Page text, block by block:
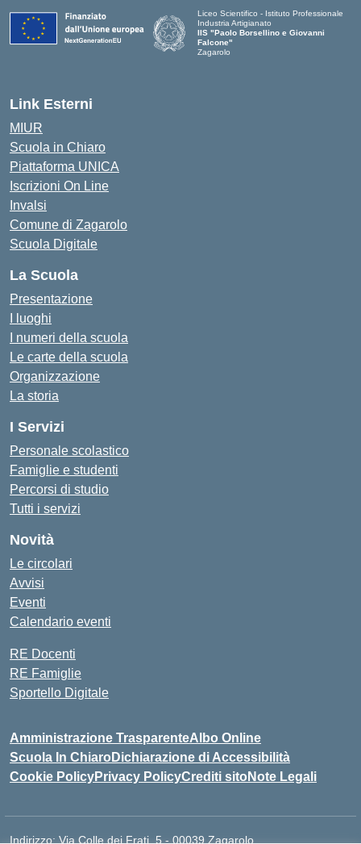
Liceo Scientifico - Istituto Professionale
Industria Artigianato
IIS "Paolo Borsellino e Giovanni
Falcone"
Zagarolo
Link Esterni
MIUR
Scuola in Chiaro
Piattaforma UNICA
Iscrizioni On Line
Invalsi
Comune di Zagarolo
Scuola Digitale
La Scuola
Presentazione
I luoghi
I numeri della scuola
Le carte della scuola
Organizzazione
La storia
I Servizi
Personale scolastico
Famiglie e studenti
Percorsi di studio
Tutti i servizi
Novità
Le circolari
Avvisi
Eventi
Calendario eventi
RE Docenti
RE Famiglie
Sportello Digitale
Amministrazione TrasparenteAlbo Online
Scuola In Chiaro Dichiarazione di Accessibilità
Cookie PolicyPrivacy PolicyCrediti sito Note Legali
Indirizzo: Via Colle dei Frati, 5 - 00039 Zagarolo